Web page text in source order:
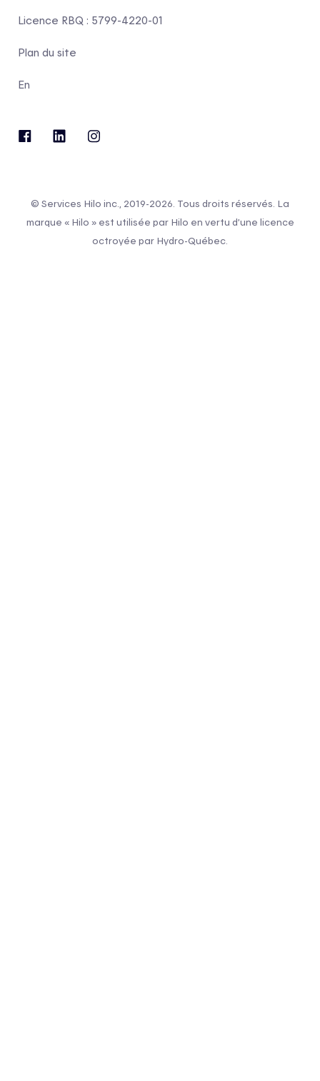
Licence RBQ : 5799-4220-01
Plan du site
En
© Services Hilo inc., 2019-2026. Tous droits réservés. La
marque « Hilo » est utilisée par Hilo en vertu d’une licence
octroyée par Hydro-Québec.